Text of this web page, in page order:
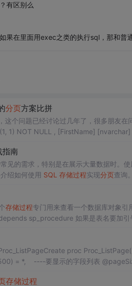
有区别么
果在里面用exec之类的执行sql，那和普
分页方案比拼
这个问题已经讨论过几年了，很多朋友在
1) NOT NULL , [FirstName]
指南
见的需求，特别是在展示大量数据时。使
绍如何使用 SQL 存储过程实现分页查询。
存储过程专门用来查看一个数据库对象
sp_procedure 如果是表名要加
proc
= *, ----要显示的字段列表
存储过程